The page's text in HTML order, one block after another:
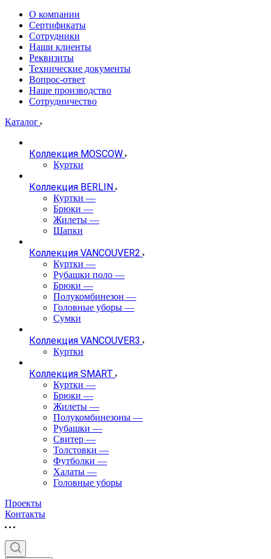
О компании
Сертификаты
Сотрудники
Наши клиенты
Реквизиты
Технические документы
Вопрос-ответ
Наше производство
Сотрудничество
Каталог
Коллекция MOSCOW
Куртки
Коллекция BERLIN
Куртки —
Брюки —
Жилеты —
Шапки
Коллекция VANCOUVER2
Куртки —
Рубашки поло —
Брюки —
Полукомбинезон —
Головные уборы —
Сумки
Коллекция VANCOUVER3
Куртки
Коллекция SMART
Куртки —
Брюки —
Жилеты —
Полукомбинезоны —
Рубашки —
Свитер —
Толстовки —
Футболки —
Халаты —
Головные уборы
Проекты
Контакты